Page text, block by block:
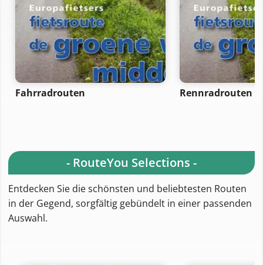
Fahrradrouten Rennradrouten
- RouteYou Selections -
Entdecken Sie die schönsten und beliebtesten Routen
in der Gegend, sorgfältig gebündelt in einer passenden
Auswahl.